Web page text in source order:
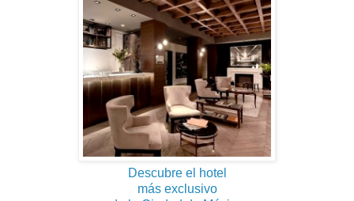
Descubre el hotel
más exclusivo